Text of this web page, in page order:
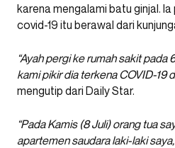
karena mengalami batu ginjal.
covid-19 itu berawal dari
“Ayah pergi ke rumah sakit pada
kami pikir dia terkena COVID-19
mengutip dari Daily Star.
“Pada Kamis (8 Juli) orang tua
apartemen saudara laki-laki